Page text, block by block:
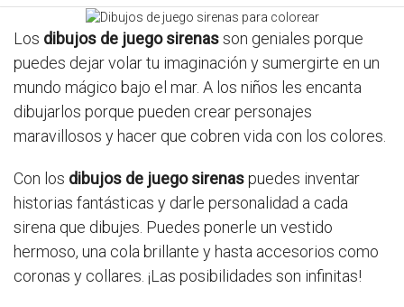
Los dibujos de juego sirenasson geniales porque
puedes dejar volar tu imaginación y sumergirte en un
mundo mágico bajo el mar. A los niños les encanta
dibujarlos porque pueden crear personajes
maravillosos y hacer que cobren vida con los colores.
Con los dibujos de juego sirenaspuedes inventar
historias fantásticas y darle personalidad a cada
sirena que dibujes. Puedes ponerle un vestido
hermoso, una cola brillante y hasta accesorios como
coronas y collares. ¡Las posibilidades son infinitas!